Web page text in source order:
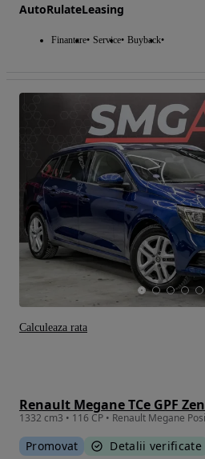
AutoRulateLeasing
Finantare Service Buyback
Renault Megane TCe GPF Zen
Promovat Detalii verificate
Calculeaza rata